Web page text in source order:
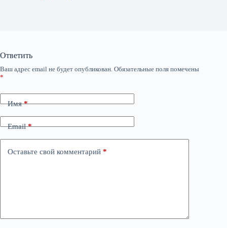
Ответить
Ваш адрес email не будет опубликован. Обязательные поля помечены
*
Имя*
Email*
Оставьте свой комментарий *